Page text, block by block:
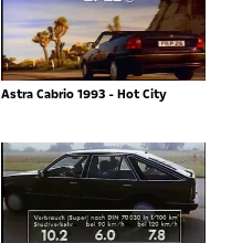
Astra Cabrio 1993 - Hot City